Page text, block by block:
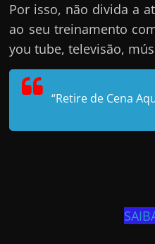
Por isso, não divida a
ao seu treinamento
you tube, televisão,
“Retire de Cena